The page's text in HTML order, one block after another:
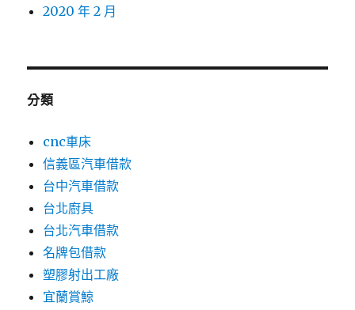
2020 年 2 月
分類
cnc車床
信義區汽車借款
台中汽車借款
台北廚具
台北汽車借款
名牌包借款
塑膠射出工廠
宜蘭賞鯨